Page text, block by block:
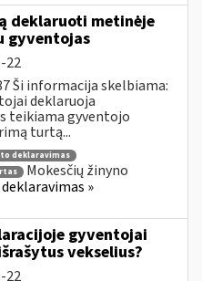
deklaruoti metinėje
gyventojas
22
Ši informacija skelbiama:
deklaruoja
teikiama gyventojo
turtą...
deklaravimas
Mokesčių žinyno
»
gyventojai
vekselius?
22